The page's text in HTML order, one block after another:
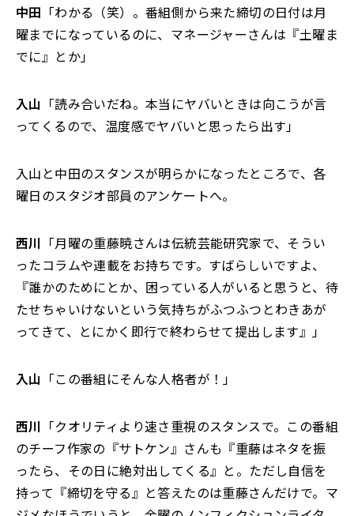
中田 「わかる（笑）。番組側から来た締切の日付は月
曜までになっているのに、マネージャーさんは『土曜ま
でに』とか」
入山 「読み合いだね。本当にヤバいときは向こうが言
ってくるので、温度感でヤバいと思ったら出す」
入山と中田のスタンスが明らかになったところで、各
曜日のスタジオ部員のアンケートへ。
西川 「月曜の重藤暁さんは伝統芸能研究家で、そうい
ったコラムや連載をお持ちです。すばらしいですよ、
『誰かのためにとか、困っている人がいると思うと、待
たせちゃいけないという気持ちがふつふつとわきあが
ってきて、とにかく即行で終わらせて提出します』」
入山 「この番組にそんな人格者が！」
西川 「クオリティより速さ重視のスタンスで。この番組
のチーフ作家の『サトケン』さんも『重藤はネタを振
ったら、その日に絶対出してくる』と。ただし自信を
持って『締切を守る』と答えたのは重藤さんだけで。マ